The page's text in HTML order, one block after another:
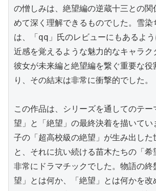
の憎しみは、絶望編の逆蔵十三との関
めて深く理解できるものでした。雪染
は、「qq」氏のレビューにもあるよ
近感を覚えるような魅力的なキャラク
彼女が未来編と絶望編を繋ぐ重要な役
り、その結末は非常に衝撃的でした。
この作品は、シリーズを通してのテー
望」と「絶望」の最終決着を描いてい
子の「超高校級の絶望」が生み出した
と、それに抗い続ける苗木たちの「希
非常にドラマチックでした。物語の終
望」とは何か、「絶望」とは何かを改